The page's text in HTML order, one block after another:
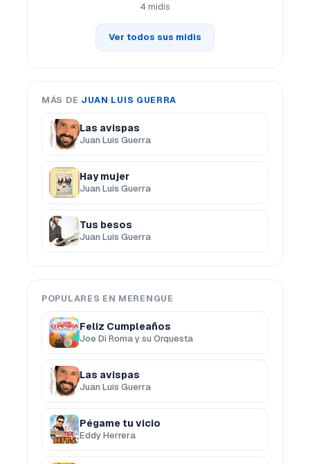
4 midis
Ver todos sus midis
MÁS DE JUAN LUIS GUERRA
Las avispas
Juan Luis Guerra
Hay mujer
Juan Luis Guerra
Tus besos
Juan Luis Guerra
POPULARES EN MERENGUE
Feliz Cumpleaños
Joe Di Roma y su Orquesta
Las avispas
Juan Luis Guerra
Pégame tu vicio
Eddy Herrera